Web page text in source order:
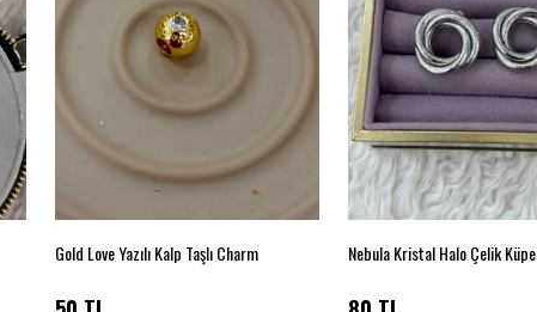
Gold Love Yazılı Kalp Taşlı Charm Nebula Kristal Halo Çelik Küpe